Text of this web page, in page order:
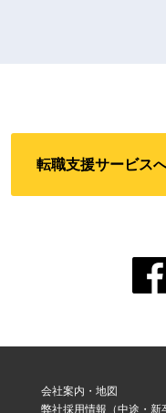
転職支援サービス
会社案内・地図
弊社採用情報（中途・新